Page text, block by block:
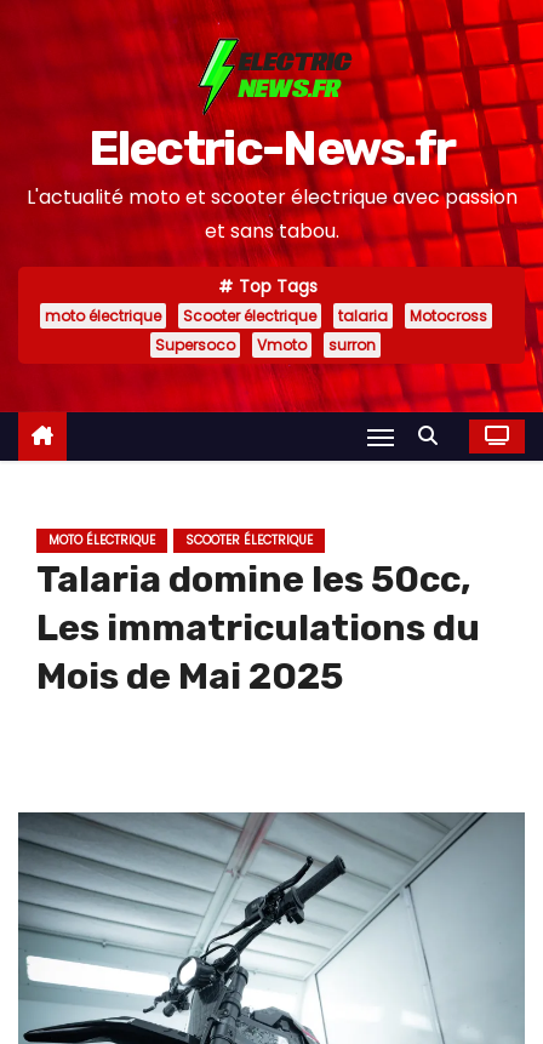
Electric-News.fr
L'actualité moto et scooter électrique avec passion
et sans tabou.
Top Tags
moto électrique Scooter électrique talaria
Motocross
Supersoco
Vmoto surron
MOTO ÉLECTRIQUE SCOOTER ÉLECTRIQUE
Talaria domine les 50cc,
Les immatriculations du
Mois de Mai 2025